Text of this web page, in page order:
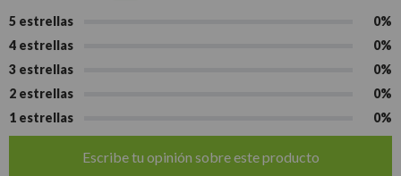
5 estrellas
0%
4 estrellas
0%
3 estrellas
0%
2 estrellas
0%
1 estrellas
0%
Escribe tu opinión sobre este producto